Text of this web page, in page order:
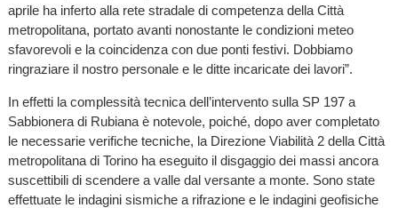
aprile ha inferto alla rete stradale di competenza della Città
metropolitana, portato avanti nonostante le condizioni meteo
sfavorevoli e la coincidenza con due ponti festivi. Dobbiamo
ringraziare il nostro personale e le ditte incaricate dei lavori”.
In effetti la complessità tecnica dell’intervento sulla SP 197 a
Sabbionera di Rubiana è notevole, poiché, dopo aver completato
le necessarie verifiche tecniche, la Direzione Viabilità 2 della Città
metropolitana di Torino ha eseguito il disgaggio dei massi ancora
suscettibili di scendere a valle dal versante a monte. Sono state
effettuate le indagini sismiche a rifrazione e le indagini geofisiche